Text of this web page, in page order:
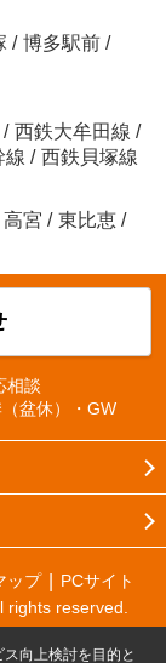
/ 博多駅前 /
/ 西鉄大牟田線 /
線 / 西鉄貝塚線
高宮 / 東比恵 /
相談
盆休）・GW
ップ
PCサイト
reserved.
向上検討を目的と